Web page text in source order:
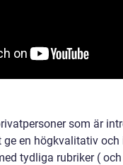
som är
en högkvalitativ
tydliga rubriker (